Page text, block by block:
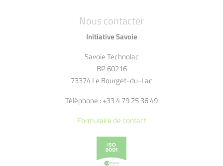
Nous contacter
Initiative Savoie
Savoie Technolac
BP 60216
73374 Le Bourget-du-Lac
Téléphone : +33 4 79 25 36 49
Formulaire de contact